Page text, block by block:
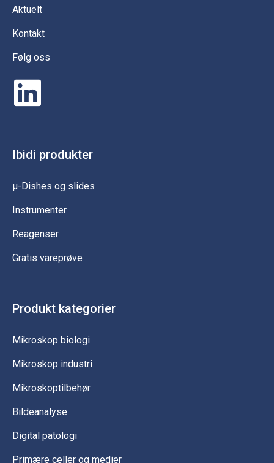
Aktuelt
Kontakt
Følg oss
Ibidi produkter
µ-Dishes og slides
Instrumenter
Reagenser
Gratis vareprøve
Produkt kategorier
Mikroskop biologi
Mikroskop industri
Mikroskoptilbehør
Bildeanalyse
Digital patologi
Primære celler og medier